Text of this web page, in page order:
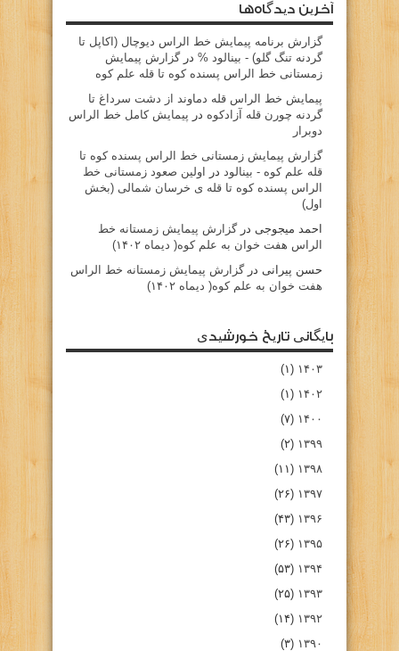
آخرین دیدگاه‌ها
گزارش برنامه پيمايش خط الراس ديوچال (اكاپل تا
گردنه تنگ گلو) - بينالود % درگزارش پیمایش
زمستانی خط الراس پسنده کوه تا قله علم کوه
پيمايش خط الراس قله دماوند از دشت سرداغ تا
گردنه چورن قله آزادكوه در پیمایش کامل خط الراس
دوبرار
گزارش پیمایش زمستانی خط الراس پسنده کوه تا
قله علم کوه - بينالود در
اولین صعود زمستانی خط
الراس پسنده کوه تا قله ی خرسان شمالی (بخش
اول)
احمد میجوجی درگزارش پیمایش زمستانه خط
الراس هفت خوان به علم کوه( دیماه ۱۴۰۲)
حسن پیرانی درگزارش پیمایش زمستانه خط الراس
هفت خوان به علم کوه( دیماه ۱۴۰۲)
بایگانی تاریخ خورشیدی
۱۴۰۳ (۱)
۱۴۰۲ (۱)
۱۴۰۰ (۷)
۱۳۹۹ (۲)
۱۳۹۸ (۱۱)
۱۳۹۷ (۲۶)
۱۳۹۶ (۴۳)
۱۳۹۵ (۲۶)
۱۳۹۴ (۵۳)
۱۳۹۳ (۲۵)
۱۳۹۲ (۱۴)
۱۳۹۰ (۳)